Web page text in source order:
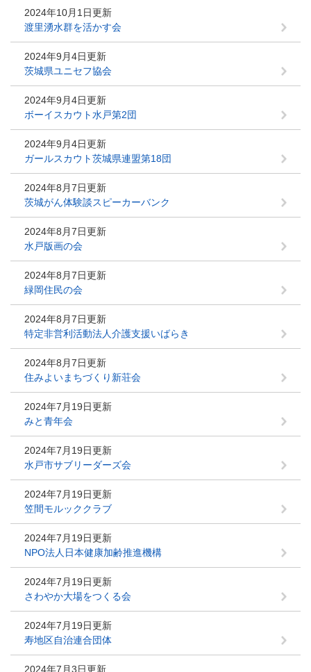
2024年10月1日更新
渡里湧水群を活かす会
2024年9月4日更新
茨城県ユニセフ協会
2024年9月4日更新
ボーイスカウト水戸第2団
2024年9月4日更新
ガールスカウト茨城県連盟第18団
2024年8月7日更新
茨城がん体験談スピーカーバンク
2024年8月7日更新
水戸版画の会
2024年8月7日更新
緑岡住民の会
2024年8月7日更新
特定非営利活動法人介護支援いばらき
2024年8月7日更新
住みよいまちづくり新荘会
2024年7月19日更新
みと青年会
2024年7月19日更新
水戸市サブリーダーズ会
2024年7月19日更新
笠間モルッククラブ
2024年7月19日更新
NPO法人日本健康加齢推進機構
2024年7月19日更新
さわやか大場をつくる会
2024年7月19日更新
寿地区自治連合団体
2024年7月3日更新